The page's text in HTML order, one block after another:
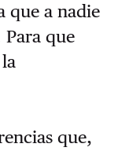
que a nadie
Para que
que,